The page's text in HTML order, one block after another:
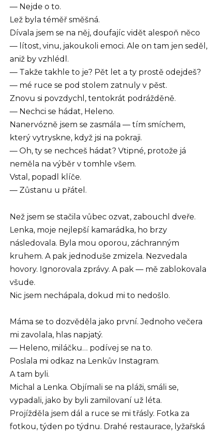
— Nejde o to.
Lež byla téměř směšná.
Dívala jsem se na něj, doufajíc vidět alespoň něco
— lítost, vinu, jakoukoli emoci. Ale on tam jen seděl,
aniž by vzhlédl.
— Takže takhle to je? Pět let a ty prostě odejdeš?
— mé ruce se pod stolem zatnuly v pěst.
Znovu si povzdychl, tentokrát podrážděně.
— Nechci se hádat, Heleno.
Nanervózně jsem se zasmála — tím smíchem,
který vytryskne, když jsi na pokraji.
— Oh, ty se nechceš hádat? Vtipné, protože já
neměla na výběr v tomhle všem.
Vstal, popadl klíče.
— Zůstanu u přátel.
Než jsem se stačila vůbec ozvat, zabouchl dveře.
Lenka, moje nejlepší kamarádka, ho brzy
následovala. Byla mou oporou, záchranným
kruhem. A pak jednoduše zmizela. Nezvedala
hovory. Ignorovala zprávy. A pak — mě zablokovala
všude.
Nic jsem nechápala, dokud mi to nedošlo.
Máma se to dozvěděla jako první. Jednoho večera
mi zavolala, hlas napjatý.
— Heleno, miláčku… podívej se na to.
Poslala mi odkaz na Lenkův Instagram.
A tam byli.
Michal a Lenka. Objímali se na pláži, smáli se,
vypadali, jako by byli zamilovaní už léta.
Projížděla jsem dál a ruce se mi třásly. Fotka za
fotkou, týden po týdnu. Drahé restaurace, lyžařská